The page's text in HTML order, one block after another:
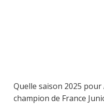
Quelle saison 2025
champion de France